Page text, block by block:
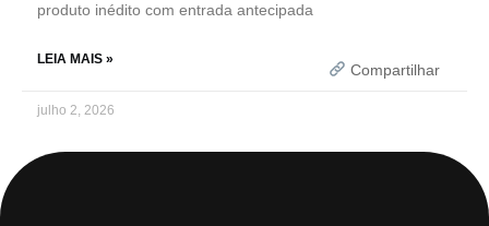
produto inédito com entrada antecipada
LEIA MAIS »
Compartilhar
julho 2, 2026